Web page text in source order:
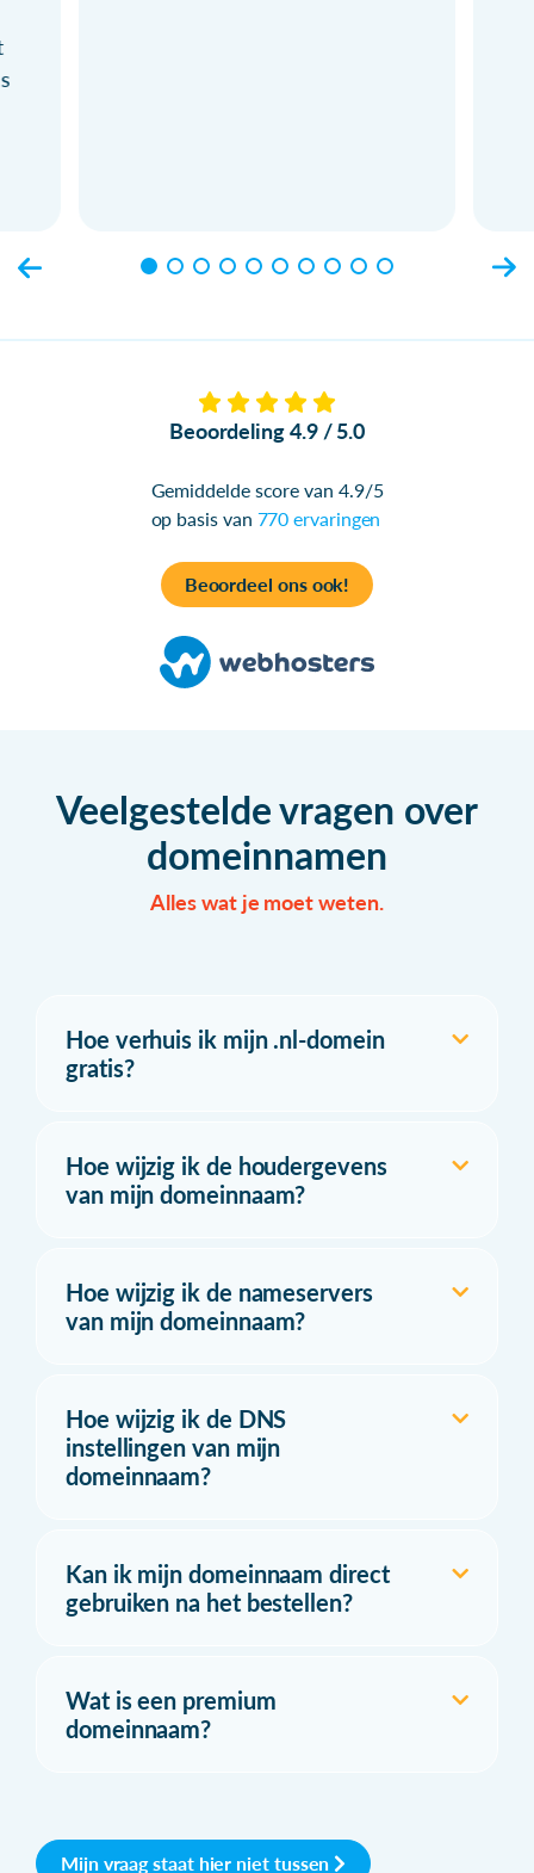
Beoordeling 4.9 / 5.0
Gemiddelde score van 4.9/5
op basis van 770 ervaringen
Beoordeel ons ook!
Veelgestelde vragen over
domeinnamen
Alles wat je moet weten.
Hoe verhuis ik mijn .nl-domein
gratis?
Hoe wijzig ik de houdergevens
van mijn domeinnaam?
Hoe wijzig ik de nameservers
van mijn domeinnaam?
Hoe wijzig ik de DNS
instellingen van mijn
domeinnaam?
Kan ik mijn domeinnaam direct
gebruiken na het bestellen?
Wat is een premium
domeinnaam?
Mijn vraag staat hier niet tussen